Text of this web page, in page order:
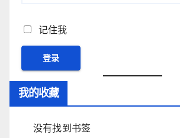
记住我
我的收藏
没有找到书签